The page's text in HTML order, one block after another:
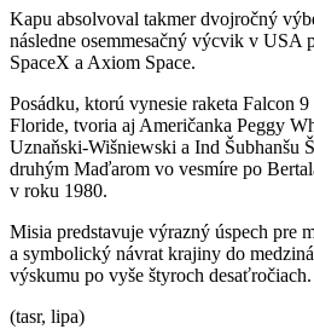
Kapu absolvoval takmer dvojročný
následne osemmesačný výcvik v
SpaceX a Axiom Space.
Posádku, ktorú vynesie raketa Falcon
Floride, tvoria aj Američanka Peggy
Uznaňski-Wišniewski a Ind Šubhanšu
druhým Maďarom vo vesmíre po
v roku 1980.
Misia predstavuje výrazný úspech pre
a symbolický návrat krajiny do
výskumu po vyše štyroch desaťročiach.
(tasr, lipa)